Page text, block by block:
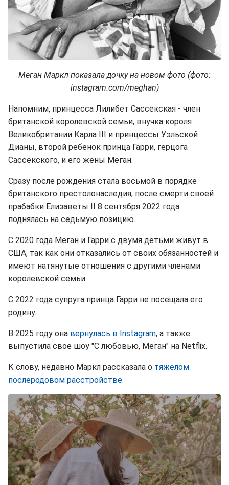
Меган Маркл показала дочку на новом фото (фото:
instagram.com/meghan)
Напомним, принцесса Лилибет Сассекская - член
британской королевской семьи, внучка короля
Великобритании Карла III и принцессы Уэльской
Дианы, второй ребенок принца Гарри, герцога
Сассекского, и его жены Меган.
Сразу после рождения стала восьмой в порядке
британского престолонаследия, после смерти своей
прабабки Елизаветы II 8 сентября 2022 года
поднялась на седьмую позицию.
С 2020 года Меган и Гарри с двумя детьми живут в
США, так как они отказались от своих обязанностей и
имеют натянутые отношения с другими членами
королевской семьи.
С 2022 года супруга принца Гарри не посещала его
родину.
В 2025 году она вернулась в Instagram, а также
выпустила свое шоу "С любовью, Меган" на Netflix.
К слову, недавно Маркл рассказала о тяжелом
послеродовом расстройстве.